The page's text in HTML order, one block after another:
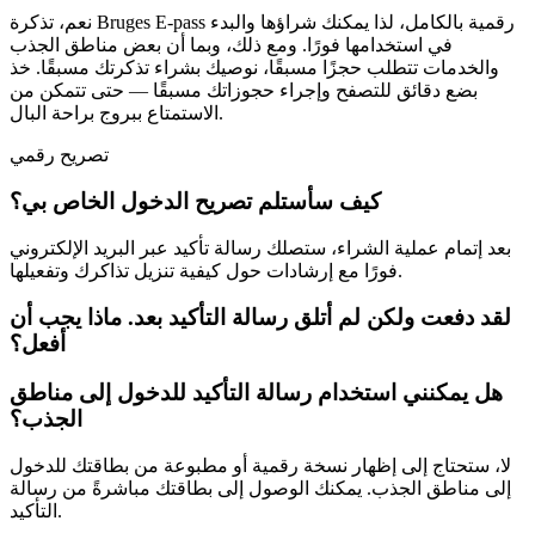
نعم، تذكرة Bruges E-pass رقمية بالكامل، لذا يمكنك شراؤها والبدء
في استخدامها فورًا. ومع ذلك، وبما أن بعض مناطق الجذب
والخدمات تتطلب حجزًا مسبقًا، نوصيك بشراء تذكرتك مسبقًا. خذ
بضع دقائق للتصفح وإجراء حجوزاتك مسبقًا — حتى تتمكن من
الاستمتاع ببروج براحة البال.
تصريح رقمي
كيف سأستلم تصريح الدخول الخاص بي؟
بعد إتمام عملية الشراء، ستصلك رسالة تأكيد عبر البريد الإلكتروني
فورًا مع إرشادات حول كيفية تنزيل تذاكرك وتفعيلها.
لقد دفعت ولكن لم أتلق رسالة التأكيد بعد. ماذا يجب أن
أفعل؟
هل يمكنني استخدام رسالة التأكيد للدخول إلى مناطق
الجذب؟
لا، ستحتاج إلى إظهار نسخة رقمية أو مطبوعة من بطاقتك للدخول
إلى مناطق الجذب. يمكنك الوصول إلى بطاقتك مباشرةً من رسالة
التأكيد.